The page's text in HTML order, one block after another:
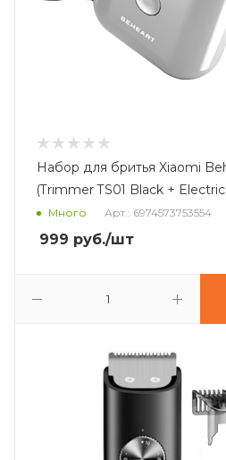
Набор для бритья Xiaomi
(Trimmer TS01 Black +
Много Арт.: 6974573753554
999 руб./шт